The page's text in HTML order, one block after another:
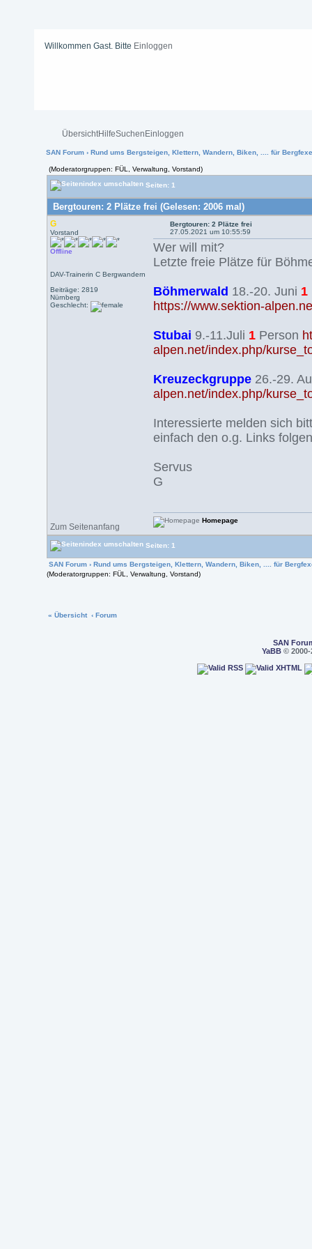
Willkommen Gast. Bitte Einloggen
ÜbersichtHilfeSuchen Einloggen
SAN Forum › Rund ums Bergsteigen, Klettern, Wandern, Biken, .... für
(Moderatorgruppen: FÜL, Verwaltung, Vorstand)
Seiten: 1
Bergtouren: 2 Plätze frei (Gelesen: 2006 mal)
G
Vorstand
Offline
DAV-Trainerin C Bergwandern
Beiträge: 2819
Nürnberg
Geschlecht:
Bergtouren: 2 Plätze frei
27.05.2021 um 10:55:59
Wer will mit?
Letzte freie Plätze für
Böhmerwald 18.-20. Juni 1
https://www.sektion-
Stubai 9.-11.Juli 1 Person
alpen.net/index.php/
Kreuzeckgruppe 26.-29.
alpen.net/index.php/
Interessierte melden sich
einfach den o.g. Links
Servus
G
Zum Seitenanfang
Homepage
Seiten: 1
SAN Forum› Rund ums Bergsteigen, Klettern, Wandern, Biken, .... für
(Moderatorgruppen: FÜL, Verwaltung, Vorstand)
« Übersicht ‹ Forum
SAN
YaBB© 2000-